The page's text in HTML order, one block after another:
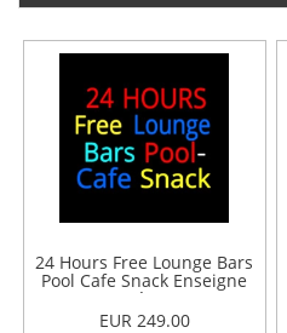
24 Hours Free Lounge Bars
Pool Cafe Snack Enseigne
Néon
EUR 249.00